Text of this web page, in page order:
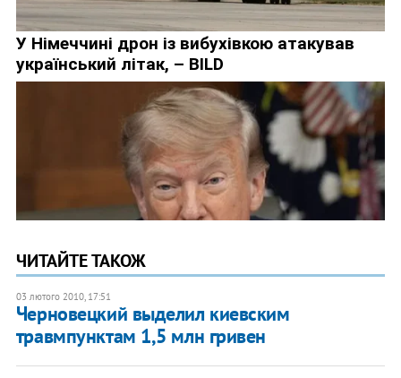
ЧИТАЙТЕ ТАКОЖ
03 лютого 2010, 17:51
Черновецкий выделил киевским
травмпунктам 1,5 млн гривен